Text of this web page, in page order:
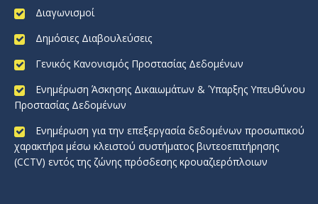
Διαγωνισμοί
Δημόσιες Διαβουλεύσεις
Γενικός Κανονισμός Προστασίας Δεδομένων
Ενημέρωση Άσκησης Δικαιωμάτων & Ύπαρξης Υπευθύνου
Προστασίας Δεδομένων
Ενημέρωση για την επεξεργασία δεδομένων προσωπικού
χαρακτήρα μέσω κλειστού συστήματος βιντεοεπιτήρησης
(CCTV) εντός της ζώνης πρόσδεσης κρουαζιερόπλοιων